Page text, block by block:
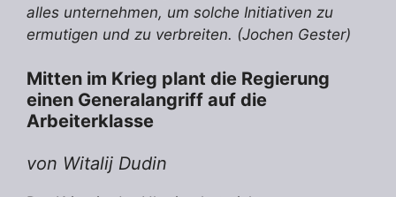
alles unternehmen, um solche Initiativen zu
ermutigen und zu verbreiten. (Jochen Gester)
Mitten im Krieg plant die Regierung
einen Generalangriff auf die
Arbeiterklasse
von Witalij Dudin